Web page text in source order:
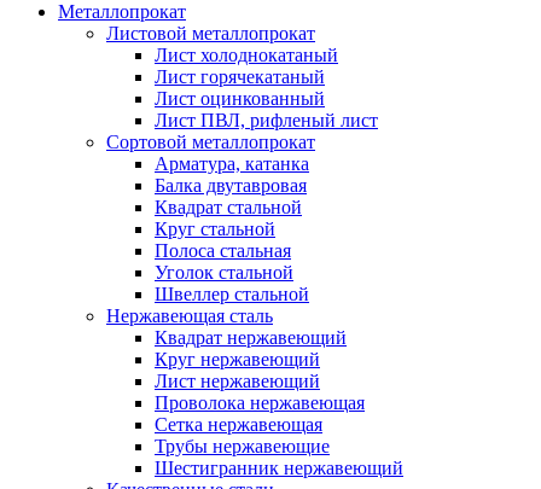
Металлопрокат
Листовой металлопрокат
Лист холоднокатаный
Лист горячекатаный
Лист оцинкованный
Лист ПВЛ, рифленый лист
Сортовой металлопрокат
Арматура, катанка
Балка двутавровая
Квадрат стальной
Круг стальной
Полоса стальная
Уголок стальной
Швеллер стальной
Нержавеющая сталь
Квадрат нержавеющий
Круг нержавеющий
Лист нержавеющий
Проволока нержавеющая
Сетка нержавеющая
Трубы нержавеющие
Шестигранник нержавеющий